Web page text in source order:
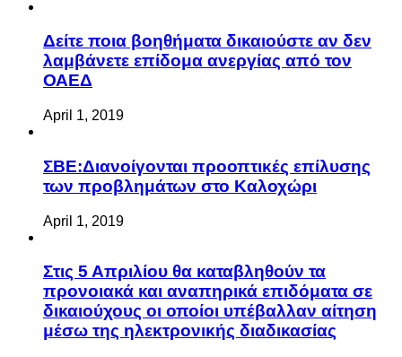
Δείτε ποια βοηθήματα δικαιούστε αν δεν
λαμβάνετε επίδομα ανεργίας από τον
ΟΑΕΔ
April 1, 2019
ΣΒΕ:Διανοίγονται προοπτικές επίλυσης
των προβλημάτων στο Καλοχώρι
April 1, 2019
Στις 5 Απριλίου θα καταβληθούν τα
προνοιακά και αναπηρικά επιδόματα σε
δικαιούχους οι οποίοι υπέβαλλαν αίτηση
μέσω της ηλεκτρονικής διαδικασίας